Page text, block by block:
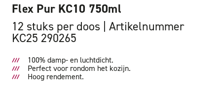
Flex Pur KC10 750ml
12 stuks per doos
Artikelnummer
KC25 290265
100% damp- en luchtdicht.
Perfect voor rondom het kozijn.
Hoog rendement.